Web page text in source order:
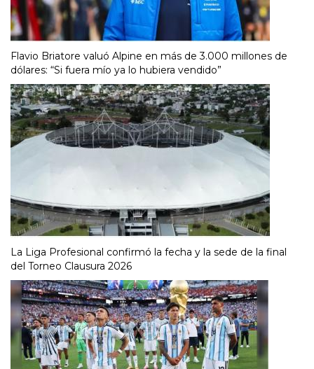
Flavio Briatore valuó Alpine en más de 3.000 millones de
dólares: “Si fuera mío ya lo hubiera vendido”
La Liga Profesional confirmó la fecha y la sede de la final
del Torneo Clausura 2026